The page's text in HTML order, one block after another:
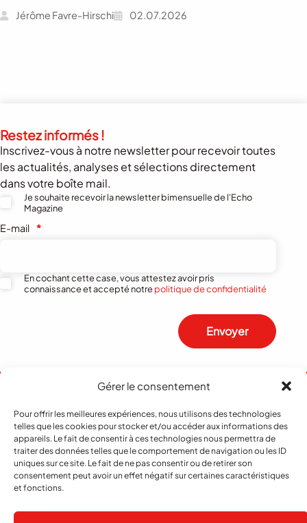
Gérer le consentement
Pour offrir les meilleures expériences, nous utilisons des technologies
telles que les cookies pour stocker et/ou accéder aux informations des
appareils. Le fait de consentir à ces technologies nous permettra de
traiter des données telles que le comportement de navigation ou les ID
uniques sur ce site. Le fait de ne pas consentir ou de retirer son
consentement peut avoir un effet négatif sur certaines caractéristiques
et fonctions.
Jérôme Favre-Hirschi
02.07.2026
Restez informés !
Inscrivez-vous à notre newsletter pour recevoir toutes
les actualités, analyses et sélections directement
dans votre boîte mail.
Je souhaite recevoir la newsletter bimensuelle de l'Echo
Magazine
E-mail *
En cochant cette case, vous attestez avoir pris
connaissance et accepté notrepolitique de confidentialité
Envoyer